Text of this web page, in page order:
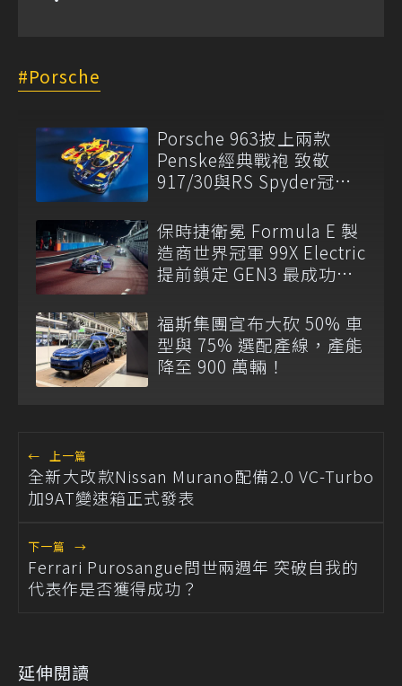
Porsche
Porsche 963披上兩款
Penske經典戰袍 致敬
917/30與RS Spyder冠軍
保時捷衛冕 Formula E 製
造商世界冠軍 99X Electric
提前鎖定 GEN3 最成功賽
福斯集團宣布大砍 50% 車
型與 75% 選配產線，產能
降至 900 萬輛！
← 上一篇
全新大改款Nissan Murano配備2.0 VC-Turbo
加9AT變速箱正式發表
下一篇 →
Ferrari Purosangue問世兩週年 突破自我的
代表作是否獲得成功？
延伸閱讀